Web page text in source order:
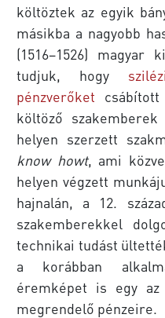
költöztek az egyik
másikba a nagyobb
(1516–1526)
tudjuk, hogy
pénzverőket
költöző
helyen szerzett
know howt, ami
helyen végzett
hajnalán, a 12.
szakemberekkel
technikai tudást
a korábban
éremképet is egy
megrendelő pénzeire.